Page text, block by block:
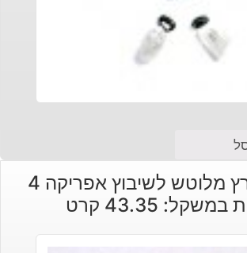
סמוקי קוורץ מלוטש לשיבוץ אפריקה 4
43.35 קרט